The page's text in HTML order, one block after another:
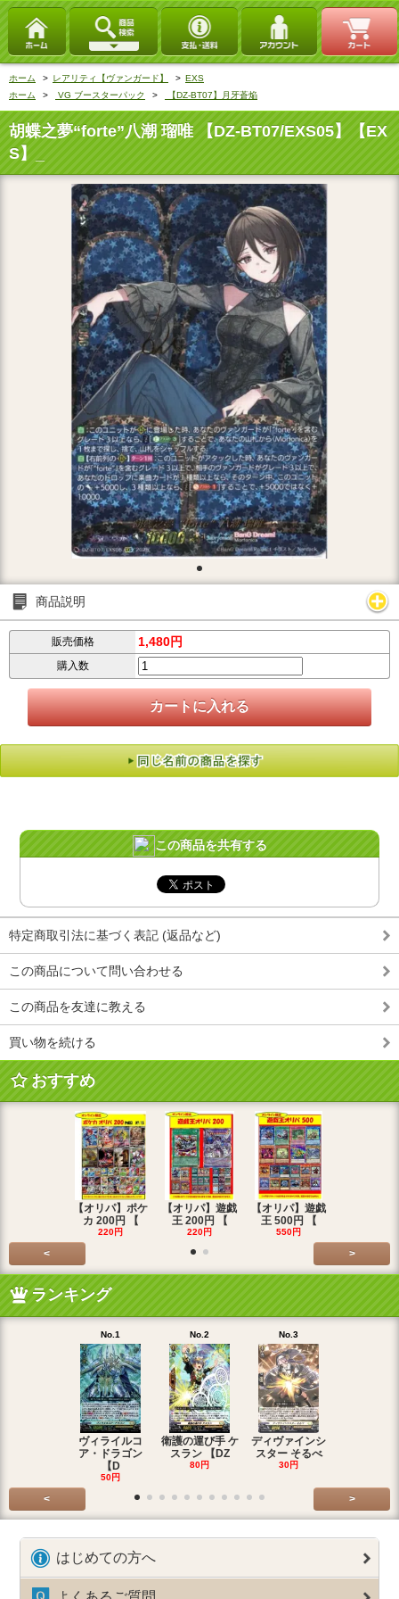
ホーム > レアリティ【ヴァンガード】 > EXS
ホーム
> VG ブースターパック > 【DZ-BT07】月牙蒼焔
胡蝶之夢“forte”八潮 瑠唯 【DZ-BT07/EXS05】【EX
S】_
商品説明
販売価格 1,480円
購入数
この商品を共有する
特定商取引法に基づく表記 (返品など)
この商品について問い合わせる
この商品を友達に教える
買い物を続ける
おすすめ
【オリパ】ポケ
カ 200円 【
220円
【オリパ】遊戯
王 200円 【
220円
【オリパ】遊戯
王 500円 【
550円
< >
ランキング
No.1
ヴィライルコ
ア・ドラゴン
【D
50円
No.2
衛護の運び手 ケ
スラン 【DZ
80円
No.3
ディヴァインシ
スター そるべ
30円
< >
はじめての方へ